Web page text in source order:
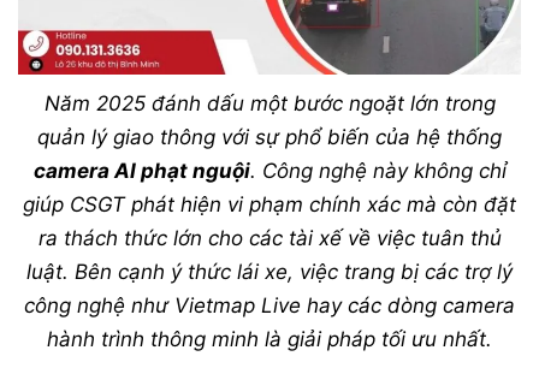
Năm 2025 đánh dấu một bước ngoặt lớn trong
quản lý giao thông với sự phổ biến của hệ thống
camera AI phạt nguội. Công nghệ này không chỉ
giúp CSGT phát hiện vi phạm chính xác mà còn đặt
ra thách thức lớn cho các tài xế về việc tuân thủ
luật. Bên cạnh ý thức lái xe, việc trang bị các trợ lý
công nghệ như Vietmap Live hay các dòng camera
hành trình thông minh là giải pháp tối ưu nhất.